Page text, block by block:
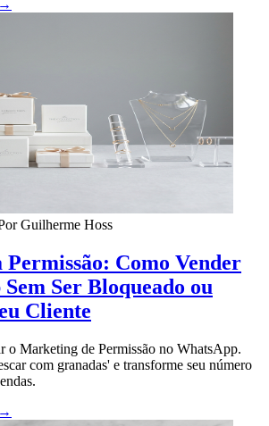
Guilherme Hoss
Como Vender
Ser Bloqueado ou
Cliente
o Marketing de Permissão no WhatsApp.
com granadas' e transforme seu número